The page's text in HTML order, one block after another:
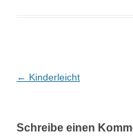
Beitragsnavigation
← Kinderleicht
Schreibe einen